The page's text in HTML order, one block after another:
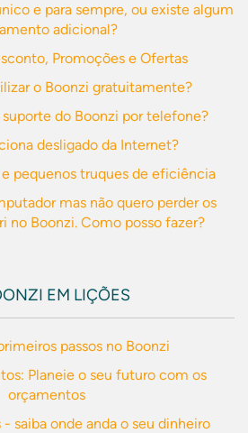
e para sempre, ou existe algum
adicional?
Promoções e Ofertas
o Boonzi gratuitamente?
do Boonzi por telefone?
desligado da Internet?
pequenos truques de eficiência
mas não quero perder os
no Boonzi. Como posso fazer?
EM LIÇÕES
passos no Boonzi
Planeie o seu futuro com os
orçamentos
saiba onde anda o seu dinheiro